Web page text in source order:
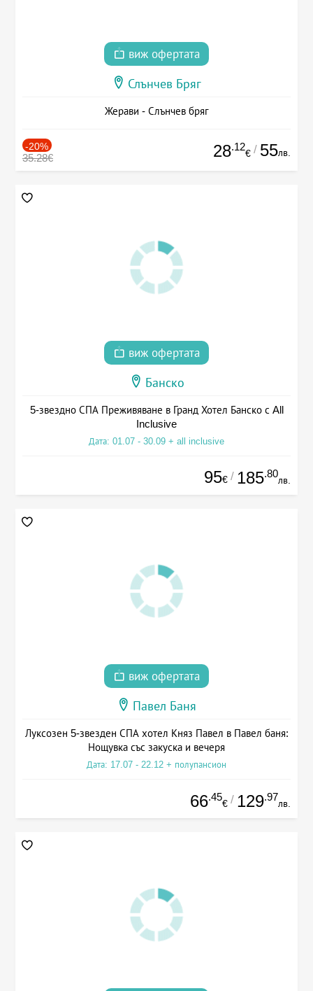
виж офертата
Слънчев Бряг
Жерави - Слънчев бряг
-20%
35.28€ 28.12
€ / 55лв.
виж офертата
Банско
5-звездно СПА Преживяване в Гранд Хотел Банско с All
Inclusive
Дата: 01.07 - 30.09 + all inclusive
95€ / 185.80
лв.
виж офертата
Павел Баня
Луксозен 5-звезден СПА хотел Княз Павел в Павел баня:
Нощувка със закуска и вечеря
Дата: 17.07 - 22.12 + полупансион
66.45
€ / 129.97
лв.